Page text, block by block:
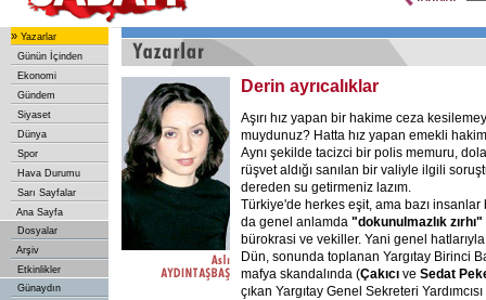
» Yazarlar
Günün İçinden
Ekonomi
Gündem
Siyaset
Dünya
Spor
Hava Durumu
Sarı Sayfalar
Ana Sayfa
Dosyalar
Arşiv
Etkinlikler
Günaydın
Derin ayrıcalıklar
Aşırı hız yapan bir hakime ceza
muydunuz? Hatta hız yapan emekli
Aynı şekilde tacizci bir polis memuru,
rüşvet aldığı sanılan bir valiyle ilgili
dereden su getirmeniz lazım.
Türkiye'de herkes eşit, ama bazı
da genel anlamda "dokunulmazlık zırhı"
bürokrasi ve vekiller. Yani genel
Dün, sonunda toplanan Yargıtay Birinci
mafya skandalında (Çakıcı ve Sedat
çıkan Yargıtay Genel Sekreteri Yardımcısı